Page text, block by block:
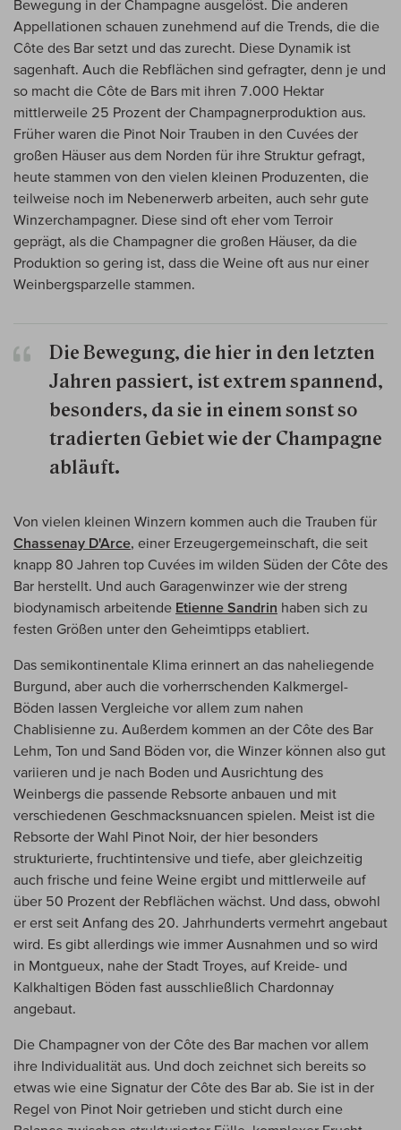
Bewegung in der Champagne ausgelöst. Die anderen
Appellationen schauen zunehmend auf die Trends, die die
Côte des Bar setzt und das zurecht. Diese Dynamik ist
sagenhaft. Auch die Rebflächen sind gefragter, denn je und
so macht die Côte de Bars mit ihren 7.000 Hektar
mittlerweile 25 Prozent der Champagnerproduktion aus.
Früher waren die Pinot Noir Trauben in den Cuvées der
großen Häuser aus dem Norden für ihre Struktur gefragt,
heute stammen von den vielen kleinen Produzenten, die
teilweise noch im Nebenerwerb arbeiten, auch sehr gute
Winzerchampagner. Diese sind oft eher vom Terroir
geprägt, als die Champagner die großen Häuser, da die
Produktion so gering ist, dass die Weine oft aus nur einer
Weinbergsparzelle stammen.
Die Bewegung, die hier in den letzten
Jahren passiert, ist extrem spannend,
besonders, da sie in einem sonst so
tradierten Gebiet wie der Champagne
abläuft.
Von vielen kleinen Winzern kommen auch die Trauben für
Chassenay D'Arce, einer Erzeugergemeinschaft, die seit
knapp 80 Jahren top Cuvées im wilden Süden der Côte des
Bar herstellt. Und auch Garagenwinzer wie der streng
biodynamisch arbeitende Etienne Sandrin haben sich zu
festen Größen unter den Geheimtipps etabliert.
Das semikontinentale Klima erinnert an das naheliegende
Burgund, aber auch die vorherrschenden Kalkmergel-
Böden lassen Vergleiche vor allem zum nahen
Chablisienne zu. Außerdem kommen an der Côte des Bar
Lehm, Ton und Sand Böden vor, die Winzer können also gut
variieren und je nach Boden und Ausrichtung des
Weinbergs die passende Rebsorte anbauen und mit
verschiedenen Geschmacksnuancen spielen. Meist ist die
Rebsorte der Wahl Pinot Noir, der hier besonders
strukturierte, fruchtintensive und tiefe, aber gleichzeitig
auch frische und feine Weine ergibt und mittlerweile auf
über 50 Prozent der Rebflächen wächst. Und dass, obwohl
er erst seit Anfang des 20. Jahrhunderts vermehrt angebaut
wird. Es gibt allerdings wie immer Ausnahmen und so wird
in Montgueux, nahe der Stadt Troyes, auf Kreide- und
Kalkhaltigen Böden fast ausschließlich Chardonnay
angebaut.
Die Champagner von der Côte des Bar machen vor allem
ihre Individualität aus. Und doch zeichnet sich bereits so
etwas wie eine Signatur der Côte des Bar ab. Sie ist in der
Regel von Pinot Noir getrieben und sticht durch eine